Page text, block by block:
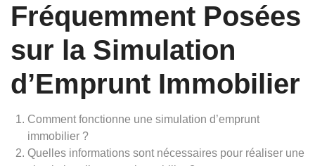
Fréquemment Posées
sur la Simulation
d’Emprunt Immobilier
Comment fonctionne une simulation d’emprunt
immobilier ?
Quelles informations sont nécessaires pour réaliser une